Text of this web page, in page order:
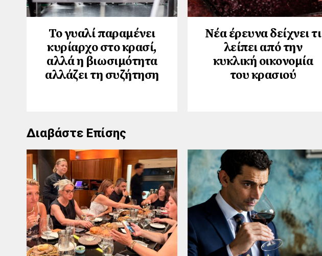
Το γυαλί παραμένει
κυρίαρχο στο κρασί,
αλλά η βιωσιμότητα
αλλάζει τη συζήτηση
Νέα έρευνα δείχνει τι
λείπει από την
κυκλική οικονομία
του κρασιού
Διαβάστε Επίσης